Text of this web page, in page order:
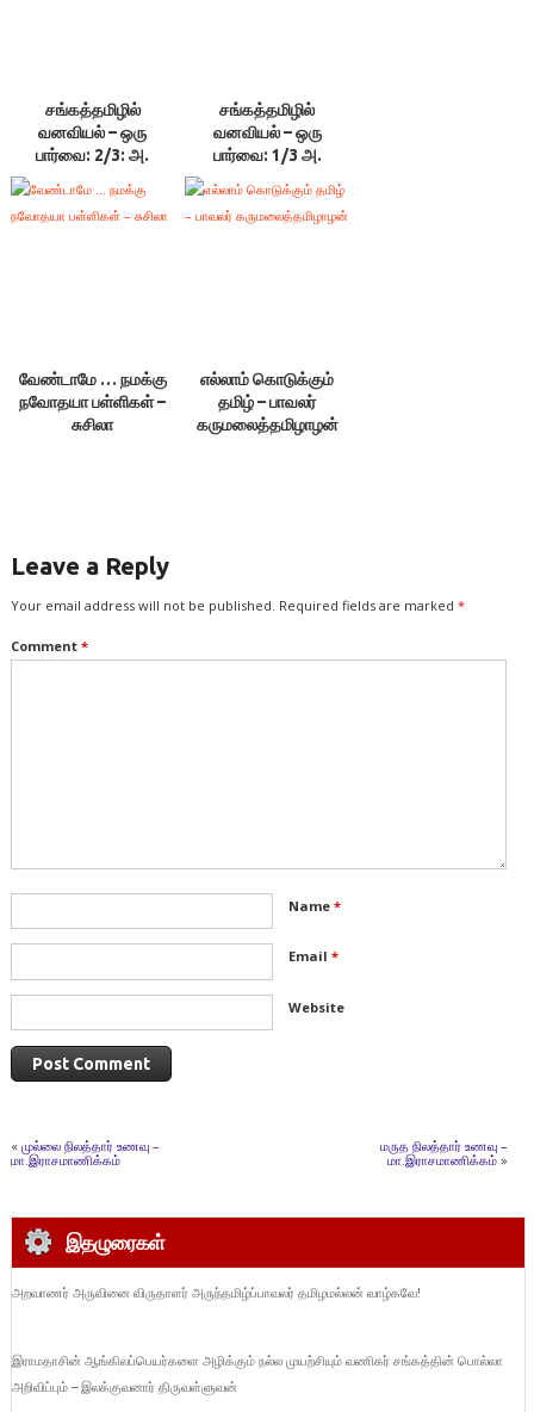
சங்கத்தமிழில்
வனவியல் – ஒரு
பார்வை: 2/3: அ.
சங்கத்தமிழில்
வனவியல் – ஒரு
பார்வை: 1/3 அ.
வேண்டாமே … நமக்கு
நவோதயா பள்ளிகள் –
சுசிலா
எல்லாம் கொடுக்கும்
தமிழ் – பாவலர்
கருமலைத்தமிழாழன்
Leave a Reply
Your email address will not be published. Required fields are marked *
Comment *
Name *
Email *
Website
« முல்லை நிலத்தார் உணவு –
மா.இராசமாணிக்கம்
மருத நிலத்தார் உணவு –
மா.இராசமாணிக்கம் »
இதழுரைகள்
அறவாணர் அருவினை விருதாளர் அருந்தமிழ்ப்பாவலர் தமிழமல்லன் வாழ்கவே!
இராமதாசின் ஆங்கிலப்பெயர்களை அழிக்கும் நல்ல முயற்சியும் வணிகர் சங்கத்தின் பொல்லா
அறிவிப்பும் – இலக்குவனார் திருவள்ளுவன்